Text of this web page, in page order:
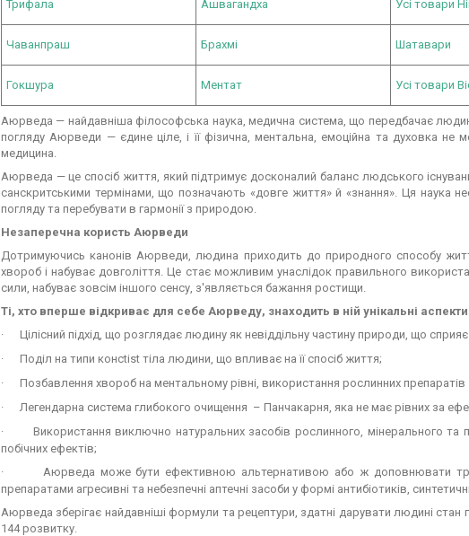
Трифала Ашвагандха Усі товари
Чаванпраш Брахмі Шатавари
Гокшура Ментат Усі товари
Аюрведа — найдавніша філософська наука, медична система, що передбачає
погляду Аюрведи — єдине ціле, і її фізична, ментальна, емоційна та духовка
медицина.
Аюрведа — це спосіб життя, який підтримує досконалий баланс людського
санскритськими термінами, що позначають «довге життя» й «знання». Ця наука
погляду та перебувати в гармонії з природою.
Незаперечна користь Аюрведи
Дотримуючись канонів Аюрведи, людина приходить до природного способу
хвороб і набуває довголіття. Це стає можливим унаслідок правильного
сили, набуває зовсім іншого сенсу, з'являється бажання ростищи.
Ті, хто вперше відкриває для себе Аюрведу, знаходить в ній унікальні
·
Цілісний підхід, що розглядає людину як невіддільну частину природи, що
·
Поділ на типи консtist тіла людини, що впливає на її спосіб життя;
·
Позбавлення хвороб на ментальному рівні, використання рослинних препаратів
·
Легендарна система глибокого очищення – Панчакарня, яка не має рівних за
·
Використання виключно натуральних засобів рослинного, мінерального
побічних ефектів;
·
Аюрведа може бути ефективною альтернативою або ж доповнювати
препаратами агресивні та небезпечні аптечні засоби у формі антибіотиків,
Аюрведа зберігає найдавніші формули та рецептури, здатні дарувати людині
144 розвитку.